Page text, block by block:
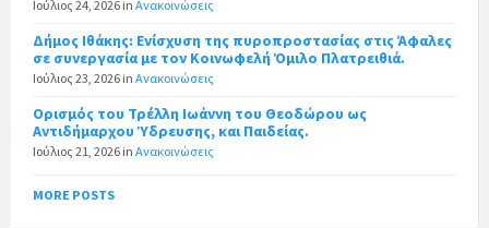
Ιούλιος 24, 2026 in Ανακοινώσεις
Δήμος Ιθάκης: Ενίσχυση της πυροπροστασίας στις Άφαλες
σε συνεργασία με τον Κοινωφελή Όμιλο Πλατρειθιά.
Ιούλιος 23, 2026 in Ανακοινώσεις
Ορισμός του Τρέλλη Ιωάννη του Θεοδώρου ως
Αντιδήμαρχου Ύδρευσης, και Παιδείας.
Ιούλιος 21, 2026 in Ανακοινώσεις
MORE POSTS